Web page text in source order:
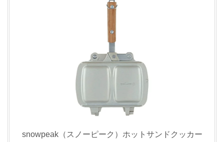
snowpeak（スノーピーク）ホットサンドクッカー